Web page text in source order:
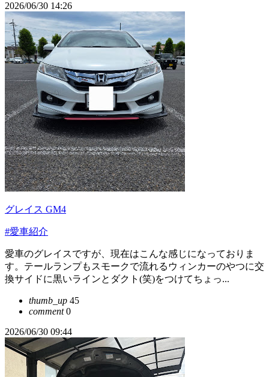
2026/06/30 14:26
グレイス GM4
#愛車紹介
愛車のグレイスですが、現在はこんな感じになっておりま
す。テールランプもスモークで流れるウィンカーのやつに交
換サイドに黒いラインとダクト(笑)をつけてちょっ...
thumb_up 45
comment0
2026/06/30 09:44